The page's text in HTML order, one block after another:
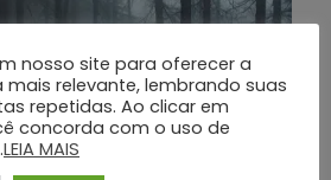
nosso site para oferecer a
mais relevante, lembrando suas
repetidas. Ao clicar em
concorda com o uso de
LEIA MAIS